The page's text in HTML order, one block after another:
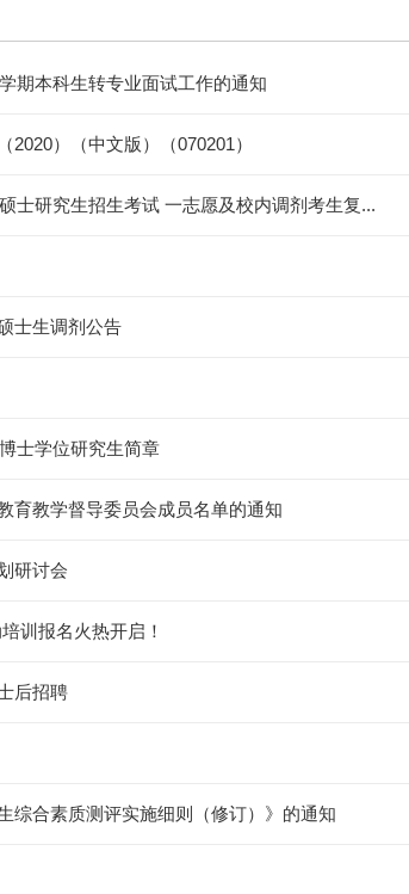
期本科生转专业面试工作的通知
）（中文版）（070201）
士研究生招生考试 一志愿及校内调剂考生复...
士生调剂公告
士学位研究生简章
育教学督导委员会成员名单的通知
研讨会
训报名火热开启！
后招聘
综合素质测评实施细则（修订）》的通知